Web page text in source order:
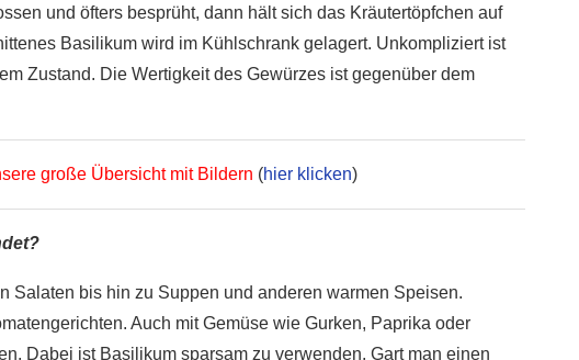
und öfters besprüht, dann hält sich das Kräutertöpfchen auf
Basilikum wird im Kühlschrank gelagert. Unkompliziert ist
Zustand. Die Wertigkeit des Gewürzes ist gegenüber dem
große Übersicht mit Bildern (hier klicken)
Salaten bis hin zu Suppen und anderen warmen Speisen.
Auch mit Gemüse wie Gurken, Paprika oder
Dabei ist Basilikum sparsam zu verwenden. Gart man einen
Rohkost?
5 super Tipps für weniger
Zuckerkonsum